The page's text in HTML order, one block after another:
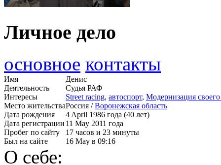
Личное дело
основное контакты
Имя
Денис
Деятельность
Судья РАФ
Интересы
Street racing, автоспорт, Модернизация
Место жительстваРоссия /Воронежская область
Дата рождения
4 April 1986 года (40 лет)
Дата регистрации 11 May 2011 года
Пробег по сайту
17 часов и 23 минуты
Был на сайте
16 May в 09:16
О себе: